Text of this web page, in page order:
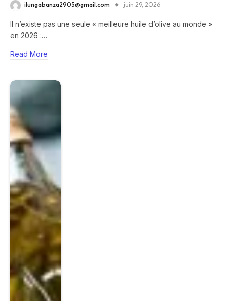
ilungabanza2905@gmail.com juin 29, 2026
Il n’existe pas une seule « meilleure huile d’olive au monde »
en 2026 :…
Read More